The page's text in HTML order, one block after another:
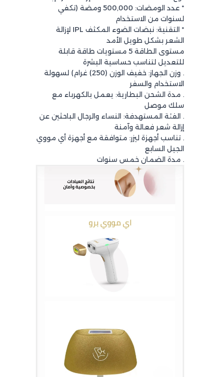
* عدد الومضات: 500,000 ومضة (تكفي
لسنوات من الاستخدام
* التقنية: نبضات الضوء المكثف IPL لإزالة
الشعر بشكل طويل الأمد
مستوى الطاقة 5 مستويات طاقة قابلة
للتعديل لتناسب حساسية البشرة
. وزن الجهاز: خفيف الوزن (250) غرام) لسهولة
الاستخدام والسفر
. مدة الشحن البطارية: يعمل بالكهرباء مع
سلك موصل
. الفئة المستهدفة: النساء والرجال الباحثين عن
إزالة شعر فعالة وآمنة
. تناسب أجهزة ليزر: متوافقة مع أجهزة أي مووي
الجيل السابع
. مدة الضمان خمس سنوات